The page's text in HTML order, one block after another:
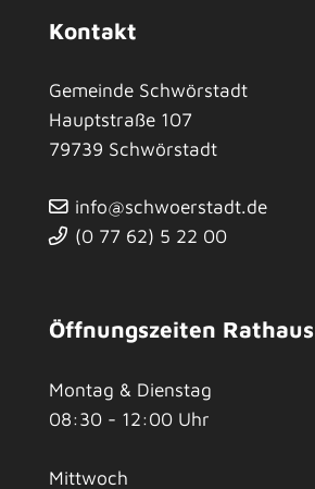
Kontakt
Gemeinde Schwörstadt
Hauptstraße 107
79739 Schwörstadt
info@schwoerstadt.de
(0 77 62) 5 22 00
Öffnungszeiten Rathaus
Montag & Dienstag
08:30 - 12:00 Uhr
Mittwoch